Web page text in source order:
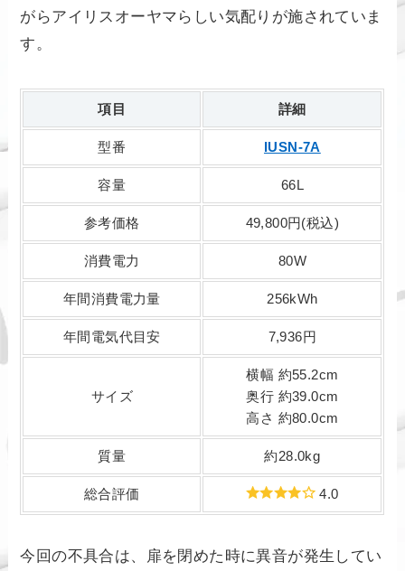
がらアイリスオーヤマらしい気配りが施されていま
す。
項目 詳細
型番 IUSN-7A
容量 66L
参考価格 49,800円(税込)
消費電力 80W
年間消費電力量 256kWh
年間電気代目安 7,936円
サイズ
横幅 約55.2cm
奥行 約39.0cm
高さ 約80.0cm
質量 約28.0kg
総合評価 4.0
今回の不具合は、扉を閉めた時に異音が発生してい